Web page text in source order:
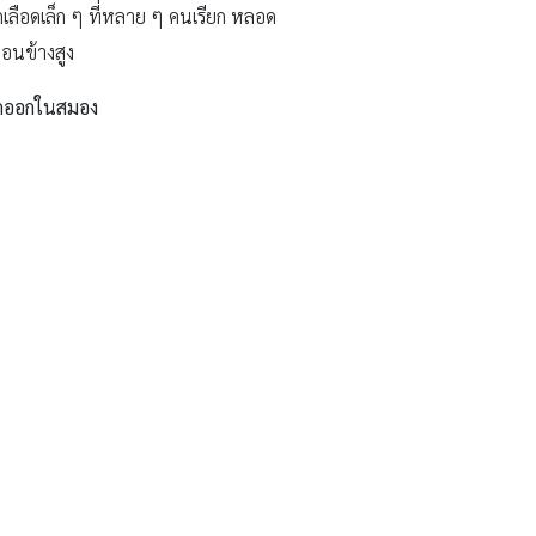
ลือดเล็ก ๆ ที่หลาย ๆ คนเรียก หลอด
นข้างสูง
อกในสมอง